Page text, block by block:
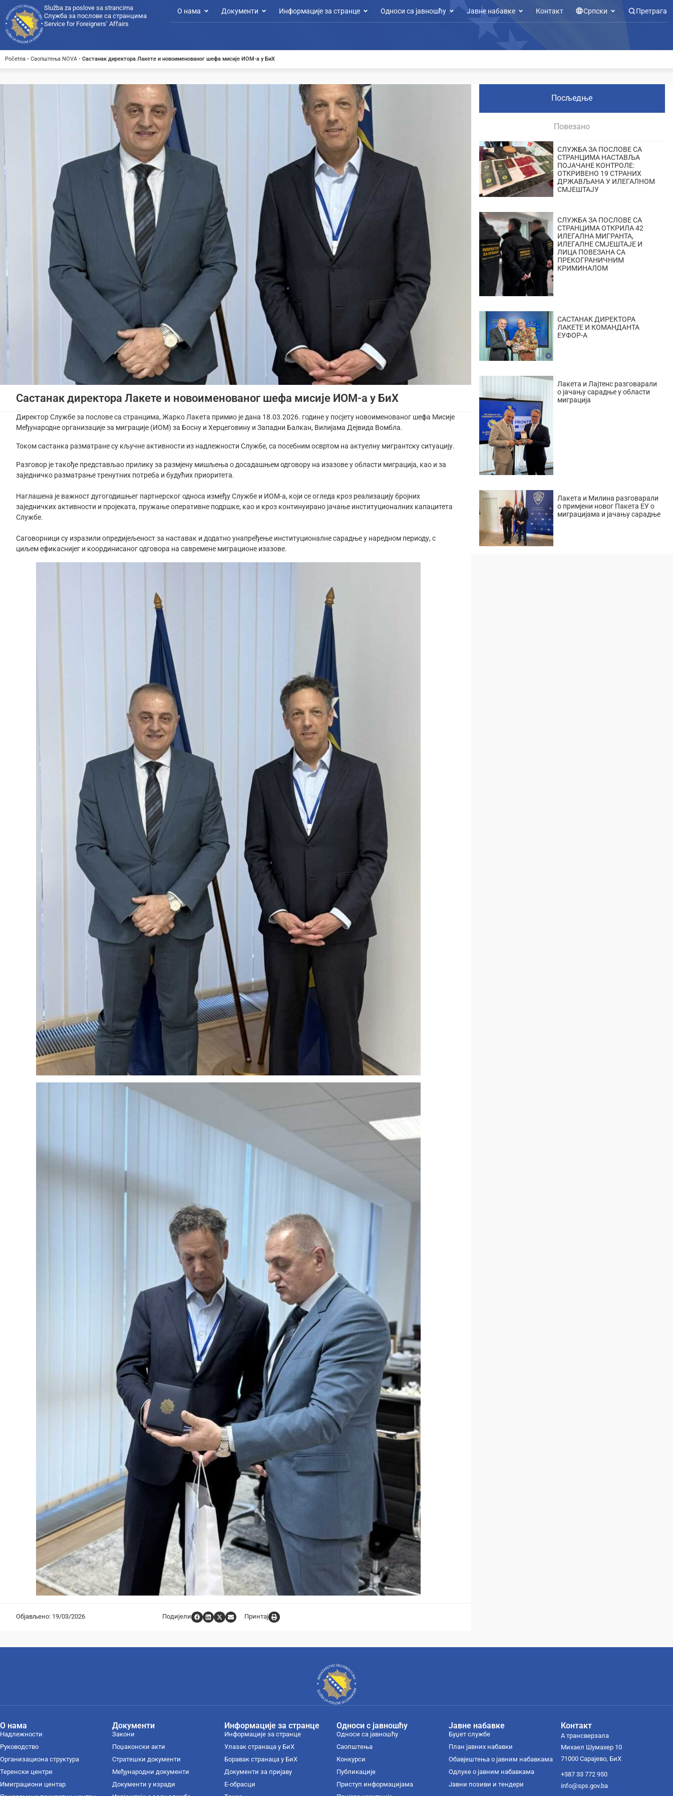
Služba za poslove sa strancima
Служба за послове са странцима
Service for Foreigners’ Affairs
О нама Документи Информације за странце Односи са јавношћу Јавне набавке Контакт Српски Претрага
Početna - Саопштења NOVA - Састанак директора Лакете и новоименованог шефа мисије ИОМ-а у БиХ
Састанак директора Лакете и новоименованог шефа мисије ИОМ-а у БиХ
Директор Службе за послове са странцима, Жарко Лакета примио је дана 18.03.2026. године у посјету новоименованог шефа Мисије
Међународне организације за миграције (ИОМ) за Босну и Херцеговину и Западни Балкан, Вилијама Дејвида Вомбла.
Током састанка разматране су кључне активности из надлежности Службе, са посебним освртом на актуелну мигрантску ситуацију.
Разговор је такође представљао прилику за размјену мишљења о досадашњем одговору на изазове у области миграција, као и за
заједничко разматрање тренутних потреба и будућих приоритета.
Наглашена је важност дугогодишњег партнерског односа између Службе и ИОМ-а, који се огледа кроз реализацију бројних
заједничких активности и пројеката, пружање оперативне подршке, као и кроз континуирано јачање институционалних капацитета
Службе.
Саговорници су изразили опредијељеност за наставак и додатно унапређење институционалне сарадње у наредном периоду, с
циљем ефикаснијег и координисаног одговора на савремене миграционе изазове.
Објављено: 19/03/2026 Подијели Принтај
Посљедње
Повезано
СЛУЖБА ЗА ПОСЛОВЕ СА
СТРАНЦИМА НАСТАВЉА
ПОЈАЧАНЕ КОНТРОЛЕ:
ОТКРИВЕНО 19 СТРАНИХ
ДРЖАВЉАНА У ИЛЕГАЛНОМ
СМЈЕШТАЈУ
СЛУЖБА ЗА ПОСЛОВЕ СА
СТРАНЦИМА ОТКРИЛА 42
ИЛЕГАЛНА МИГРАНТА,
ИЛЕГАЛНЕ СМЈЕШТАЈЕ И
ЛИЦА ПОВЕЗАНА СА
ПРЕКОГРАНИЧНИМ
КРИМИНАЛОМ
САСТАНАК ДИРЕКТОРА
ЛАКЕТЕ И КОМАНДАНТА
ЕУФОР-А
Лакета и Лајтенс разговарали
о јачању сарадње у области
миграција
Лакета и Милина разговарали
о примјени новог Пакета ЕУ о
миграцијама и јачању сарадње
О нама
Надлежности
Руководство
Организациона структура
Теренски центри
Имиграциони центар
Документи
Закони
Поџаконски акти
Стратешки документи
Међународни документи
Документи у изради
Информације за странце
Информације за странце
Улазак странаца у БиХ
Боравак странаца у БиХ
Документи за пријаву
Е-обрасци
Односи с јавношћу
Односи са јавношћу
Саопштења
Конкурси
Публикације
Приступ информацијама
Јавне набавке
Буџет службе
План јавних набавки
Обавјештења о јавним набавкама
Одлуке о јавним набавкама
Јавни позиви и тендери
Контакт
А трансверзала
Михаел Шумахер 10
71000 Сарајево, БиХ
+387 33 772 950
info@sps.gov.ba